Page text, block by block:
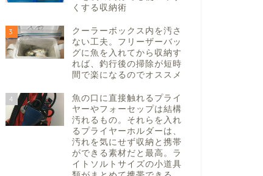
くする収納術
3
クーラーボックス内を汚さ
ない工夫。フリーザーバッ
グに魚を入れてから収納す
れば、釣行後の掃除が短時
間で楽になるのでオススメ
4
魚の口に直接触れるプライ
ヤーやフォーセップは結構
汚れるもの。それらを入れ
るプライヤーホルダーは、
汚れを気にせず収納と携帯
ができる素材だと最高。ラ
イトソルトサイズの小道具